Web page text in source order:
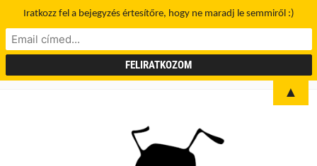
Iratkozz fel a bejegyzés értesítőre, hogy ne maradj le semmiről :)
▲